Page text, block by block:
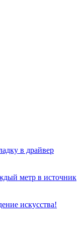
в драйвер
метр в источник
искусства!